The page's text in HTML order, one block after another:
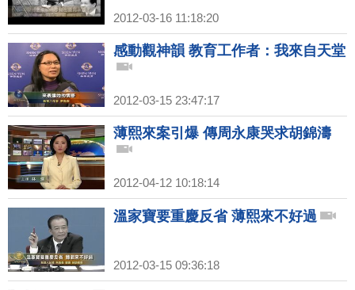
2012-03-16 11:18:20
感動觀神韻 教育工作者：我來自天堂
2012-03-15 23:47:17
薄熙來案引爆 傳周永康哭求胡錦濤
2012-04-12 10:18:14
溫家寶要重慶反省 薄熙來不好過
2012-03-15 09:36:18